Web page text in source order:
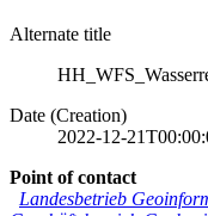
Alternate title
Date (Creation)
2022-12-
Point of contact
Landesbetrieb